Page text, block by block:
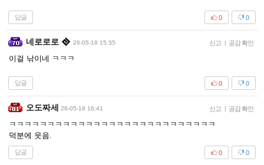
답글 0
0
네로로로 26-05-18 15:35 신고 | 공감 확인
이걸 낚이네 ㅋㅋㅋ
답글 0
0
오도짜세 26-05-18 16:41 신고 | 공감 확인
ㅋㅋㅋㅋㅋㅋㅋㅋㅋㅋㅋㅋㅋㅋㅋㅋㅋㅋㅋㅋㅋㅋㅋㅋㅋㅋㅋ
덕분에 웃음.
답글 0
0